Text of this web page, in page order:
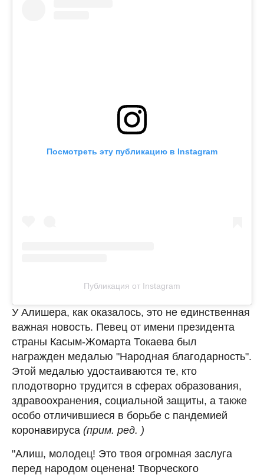
Посмотреть эту публикацию в Instagram
Публикация от Instagram
У Алишера, как оказалось, это не единственная
важная новость. Певец от имени президента
страны Касым-Жомарта Токаева был
награжден медалью "Народная благодарность".
Этой медалью удостаиваются те, кто
плодотворно трудится в сферах образования,
здравоохранения, социальной защиты, а также
особо отличившиеся в борьбе с пандемией
коронавируса (прим. ред. )
"Алиш, молодец! Это твоя огромная заслуга
перед народом оценена! Творческого